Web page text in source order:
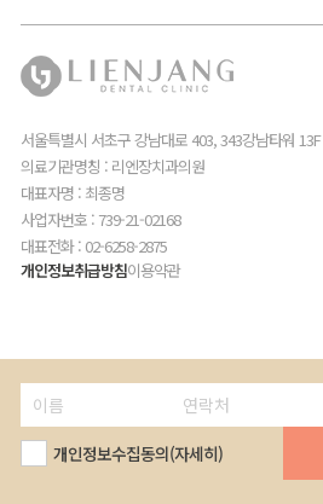
개인정보수집동의(자세히)
회원가
서울특별시 서초구 강남대로 403, 343강남타워 13F
의료기관명칭 : 리엔장치과의원
대표자명 : 최종명
사업자번호 : 739-21-02168
대표전화 : 02-6258-2875
개인정보취급방침이용약관